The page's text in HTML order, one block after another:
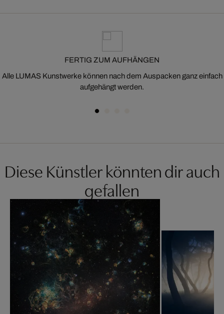
FERTIG ZUM AUFHÄNGEN
Alle LUMAS Kunstwerke können nach dem Auspacken ganz einfach
aufgehängt werden.
Diese Künstler könnten dir auch
gefallen